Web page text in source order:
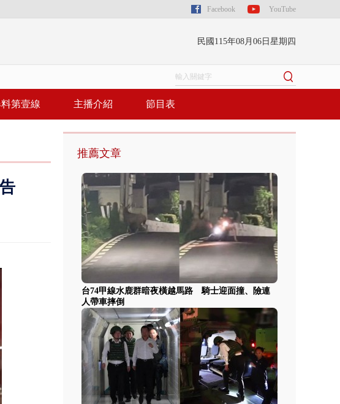
Facebook YouTube
民國115年08月06日星期四
第壹線 主播介紹 節目表
推薦文章
台74甲線水鹿群暗夜橫越馬路 騎士迎面撞、險連
人帶車摔倒